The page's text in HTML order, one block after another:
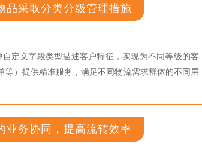
品采取分类分级管理措施
定义字段类型描述客户特征，实现为不同等级的客
等）提供精准服务，满足不同物流需求群体的不同层
业务协同，提高流转效率